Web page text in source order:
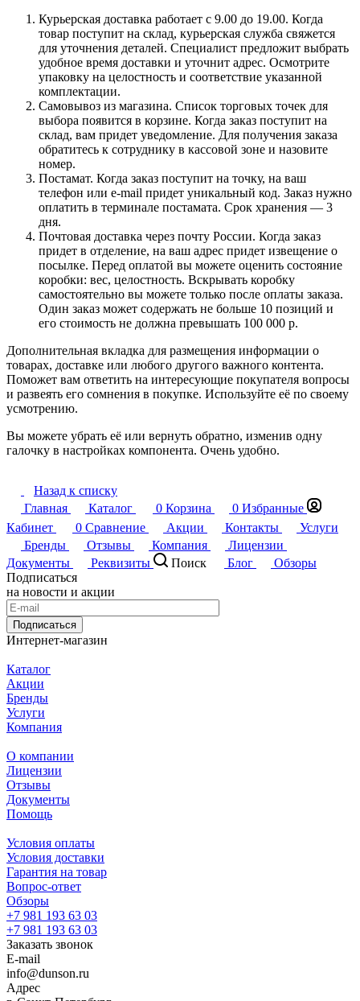
Курьерская доставка работает с 9.00 до 19.00. Когда
товар поступит на склад, курьерская служба свяжется
для уточнения деталей. Специалист предложит выбрать
удобное время доставки и уточнит адрес. Осмотрите
упаковку на целостность и соответствие указанной
комплектации.
Самовывоз из магазина. Список торговых точек для
выбора появится в корзине. Когда заказ поступит на
склад, вам придет уведомление. Для получения заказа
обратитесь к сотруднику в кассовой зоне и назовите
номер.
Постамат. Когда заказ поступит на точку, на ваш
телефон или e-mail придет уникальный код. Заказ нужно
оплатить в терминале постамата. Срок хранения — 3
дня.
Почтовая доставка через почту России. Когда заказ
придет в отделение, на ваш адрес придет извещение о
посылке. Перед оплатой вы можете оценить состояние
коробки: вес, целостность. Вскрывать коробку
самостоятельно вы можете только после оплаты заказа.
Один заказ может содержать не больше 10 позиций и
его стоимость не должна превышать 100 000 р.
Дополнительная вкладка для размещения информации о
товарах, доставке или любого другого важного контента.
Поможет вам ответить на интересующие покупателя вопросы
и развеять его сомнения в покупке. Используйте её по своему
усмотрению.
Вы можете убрать её или вернуть обратно, изменив одну
галочку в настройках компонента. Очень удобно.
Назад к списку
Главная
Каталог 0 Корзина 0 Избранные
Кабинет
0 Сравнение Акции Контакты
Услуги
Бренды
Отзывы Компания
Лицензии
Документы
Реквизиты Поиск Блог
Обзоры
Подписаться
на новости и акции
Подписаться
Интернет-магазин
Каталог
Акции
Бренды
Услуги
Компания
О компании
Лицензии
Отзывы
Документы
Помощь
Условия оплаты
Условия доставки
Гарантия на товар
Вопрос-ответ
Обзоры
+7 981 193 63 03
+7 981 193 63 03
Заказать звонок
E-mail
info@dunson.ru
Адрес